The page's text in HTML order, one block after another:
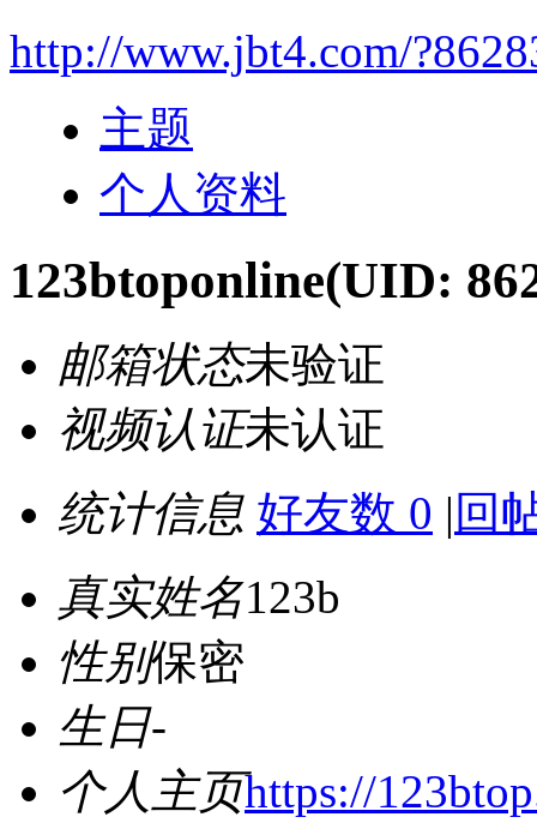
http://www.jbt4.com/
主题
个人资料
123btoponline(UID:
邮箱状态未验证
视频认证未认证
统计信息 好友数 0 | 回
真实姓名123b
性别保密
生日-
个人主页https://